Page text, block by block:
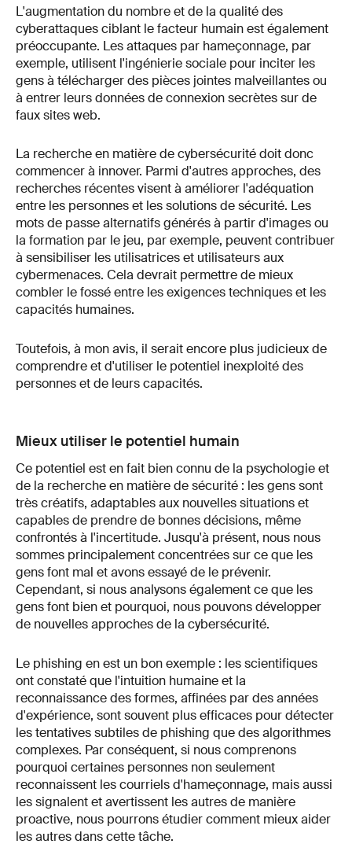
L'augmentation du nombre et de la qualité des
cyberattaques ciblant le facteur humain est également
préoccupante. Les attaques par hameçonnage, par
exemple, utilisent l'ingénierie sociale pour inciter les
gens à télécharger des pièces jointes malveillantes ou
à entrer leurs données de connexion secrètes sur de
faux sites web.
La recherche en matière de cybersécurité doit donc
commencer à innover. Parmi d'autres approches, des
recherches récentes visent à améliorer l'adéquation
entre les personnes et les solutions de sécurité. Les
mots de passe alternatifs générés à partir d'images ou
la formation par le jeu, par exemple, peuvent contribuer
à sensibiliser les utilisatrices et utilisateurs aux
cybermenaces. Cela devrait permettre de mieux
combler le fossé entre les exigences techniques et les
capacités humaines.
Toutefois, à mon avis, il serait encore plus judicieux de
comprendre et d'utiliser le potentiel inexploité des
personnes et de leurs capacités.
Mieux utiliser le potentiel humain
Ce potentiel est en fait bien connu de la psychologie et
de la recherche en matière de sécurité : les gens sont
très créatifs, adaptables aux nouvelles situations et
capables de prendre de bonnes décisions, même
confrontés à l'incertitude. Jusqu'à présent, nous nous
sommes principalement concentrées sur ce que les
gens font mal et avons essayé de le prévenir.
Cependant, si nous analysons également ce que les
gens font bien et pourquoi, nous pouvons développer
de nouvelles approches de la cybersécurité.
Le phishing en est un bon exemple : les scientifiques
ont constaté que l'intuition humaine et la
reconnaissance des formes, affinées par des années
d'expérience, sont souvent plus efficaces pour détecter
les tentatives subtiles de phishing que des algorithmes
complexes. Par conséquent, si nous comprenons
pourquoi certaines personnes non seulement
reconnaissent les courriels d'hameçonnage, mais aussi
les signalent et avertissent les autres de manière
proactive, nous pourrons étudier comment mieux aider
les autres dans cette tâche.